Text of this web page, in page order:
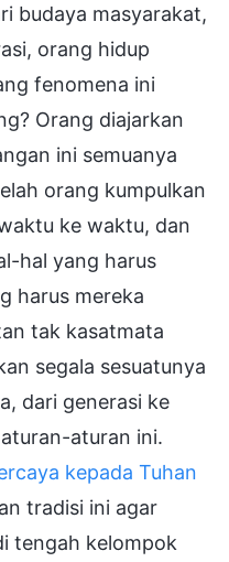
budaya masyarakat,
orang hidup
fenomena ini
Orang diajarkan
ini semuanya
orang kumpulkan
ke waktu, dan
hal yang harus
harus mereka
tak kasatmata
segala sesuatunya
dari generasi ke
aturan ini.
kepada Tuhan
tradisi ini agar
tengah kelompok